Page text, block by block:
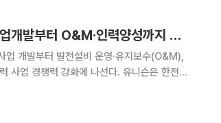
유니슨, 한전KPS와 육상풍력 맞손…사업개발부터 O&M·인력양성까지 협력
업 개발부터 발전설비 운영·유지보수(O&M),
력 강화에 나선다. 유니슨은 한전
일 밝혔다